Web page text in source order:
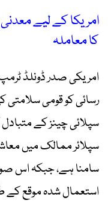
امریکا کے لیے
کا معاملہ
امریکی صدر ڈونلڈ
رسائی کو قومی سلامتی
سپلائی چینز کے
سپلائر ممالک میں
سامنا ہے، جبکہ اس
استعمال شدہ موقع کے